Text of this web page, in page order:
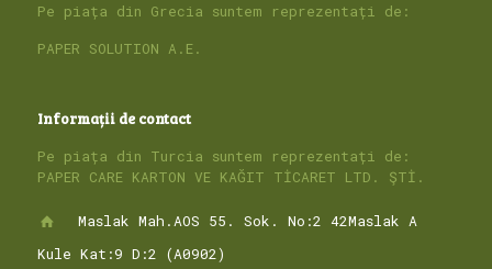
Pe piața din Grecia suntem reprezentați de:
PAPER SOLUTION A.E.
Informații de contact
Pe piața din Turcia suntem reprezentați de:
PAPER CARE KARTON VE KAĞIT TİCARET LTD. ŞTİ.
Maslak Mah.AOS 55. Sok. No:2 42Maslak A
Kule Kat:9 D:2 (A0902)